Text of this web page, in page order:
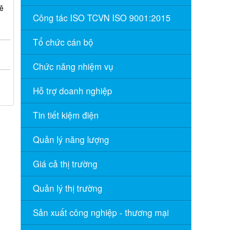
Công tác ISO TCVN ISO 9001:2015
Tổ chức cán bộ
Chức năng nhiệm vụ
Hỗ trợ doanh nghiệp
Tin tiết kiệm điện
Quản lý năng lượng
Giá cả thị trường
Quản lý thị trường
Sản xuất công nghiệp - thương mại